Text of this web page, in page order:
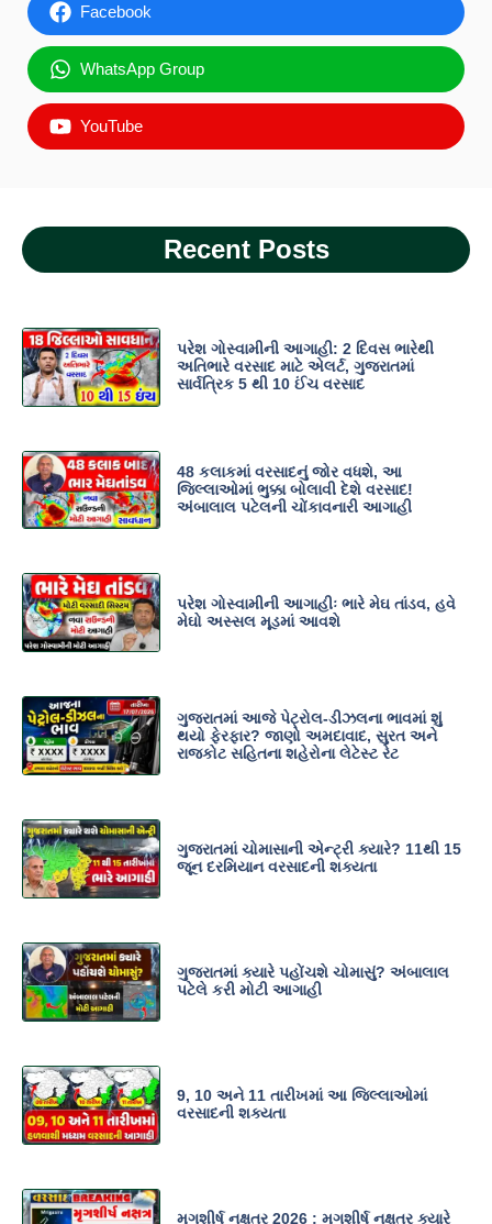
Facebook
WhatsApp Group
YouTube
Recent Posts
પરેશ ગોસ્વામીની આગાહી: 2 દિવસ ભારેથી
અતિભારે વરસાદ માટે એલર્ટ, ગુજરાતમાં
સાર્વત્રિક 5 થી 10 ઈંચ વરસાદ
48 કલાકમાં વરસાદનું જોર વધશે, આ
જિલ્લાઓમાં ભુક્કા બોલાવી દેશે વરસાદ!
અંબાલાલ પટેલની ચોંકાવનારી આગાહી
પરેશ ગોસ્વામીની આગાહીઃ ભારે મેઘ તાંડવ, હવે
મેઘો અસ્સલ મૂડમાં આવશે
ગુજરાતમાં આજે પેટ્રોલ-ડીઝલના ભાવમાં શું
થયો ફેરફાર? જાણો અમદાવાદ, સુરત અને
રાજકોટ સહિતના શહેરોના લેટેસ્ટ રેટ
ગુજરાતમાં ચોમાસાની એન્ટ્રી ક્યારે? 11થી 15
જૂન દરમિયાન વરસાદની શક્યતા
ગુજરાતમાં ક્યારે પહોંચશે ચોમાસું? અંબાલાલ
પટેલે કરી મોટી આગાહી
9, 10 અને 11 તારીખમાં આ જિલ્લાઓમાં
વરસાદની શક્યતા
મૃગશીર્ષ નક્ષત્ર 2026 : મૃગશીર્ષ નક્ષત્ર ક્યારે